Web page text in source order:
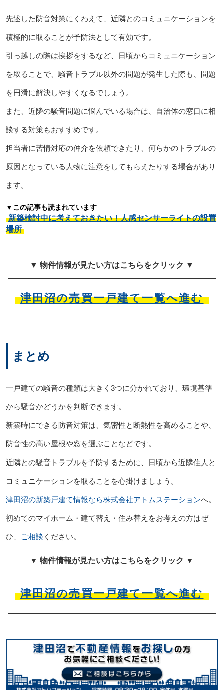
先述した防音対策にくわえて、近隣とのコミュニケーションを
積極的に取ることが予防法として有効です。
引っ越しの際は挨拶をするなど、日頃からコミュニケーション
を取ることで、騒音トラブル以外の問題が発生した際も、問題
を円滑に解決しやすくなるでしょう。
また、近隣の騒音問題に悩んでいる場合は、自治体の窓口に相
談する対策もおすすめです。
担当者に苦情対応の仲介を依頼できたり、何らかのトラブルの
原因となっている人物に注意をしてもらえたりする場合があり
ます。
▼この記事も読まれています
新築検討中に考えておきたい！人感センサーライトの設置
場所
▼ 物件情報が見たい方はこちらをクリック ▼
津田沼の売買一戸建て一覧へ進む
まとめ
一戸建ての騒音の種類は大きく3つに分かれており、環境基準
から騒音かどうかを判断できます。
新築時にできる防音対策は、気密性と断熱性を高めることや、
防音性の高い屋根や窓を選ぶことなどです。
近隣との騒音トラブルを予防するために、日頃から近隣住人と
コミュニケーションを取ることを心掛けましょう。
津田沼の新築戸建て情報なら株式会社アトムステーションへ。
初めてのマイホーム・建て替え・住み替えをお考えの方はぜ
ひ、 ご相談 ください。
▼ 物件情報が見たい方はこちらをクリック ▼
津田沼の売買一戸建て一覧へ進む